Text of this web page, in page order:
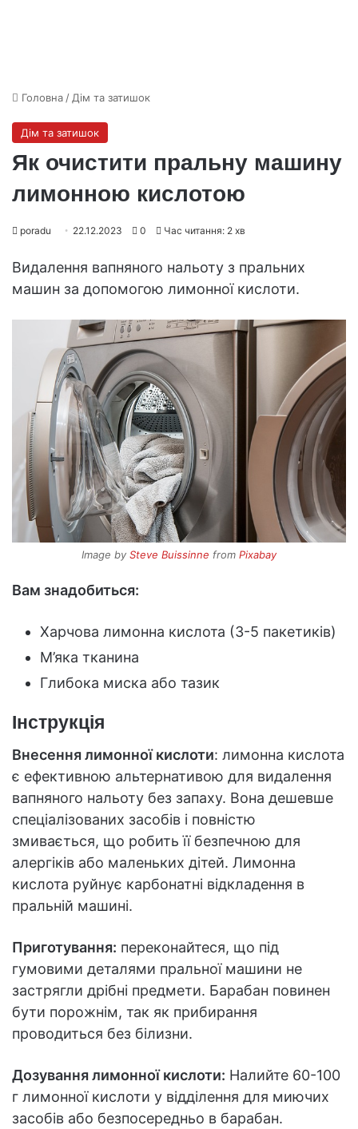
Головна / Дім та затишок
Дім та затишок
Як очистити пральну машину
лимонною кислотою
poradu 22.12.2023 0 Час читання: 2 хв
Видалення вапняного нальоту з пральних
машин за допомогою лимонної кислоти.
Image by Steve Buissinne from Pixabay
Вам знадобиться:
Харчова лимонна кислота (3-5 пакетиків)
М’яка тканина
Глибока миска або тазик
Інструкція
Внесення лимонної кислоти: лимонна кислота
є ефективною альтернативою для видалення
вапняного нальоту без запаху. Вона дешевше
спеціалізованих засобів і повністю
змивається, що робить її безпечною для
алергіків або маленьких дітей. Лимонна
кислота руйнує карбонатні відкладення в
пральній машині.
Приготування: переконайтеся, що під
гумовими деталями пральної машини не
застрягли дрібні предмети. Барабан повинен
бути порожнім, так як прибирання
проводиться без білизни.
Дозування лимонної кислоти: Налийте 60-100
г лимонної кислоти у відділення для миючих
засобів або безпосередньо в барабан.